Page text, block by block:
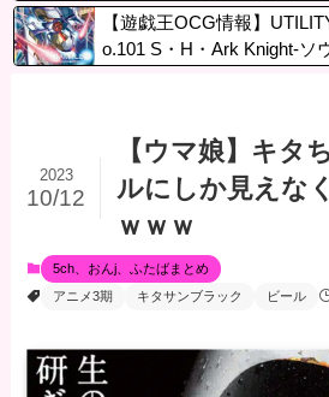
【遊戯王OCG情報】
o.101 S・H・Ark Knight-ソ
【ウマ娘】キタ
ルにしか見えな
ｗｗｗ
2023
10/12
5ch、おんj、ふたばまとめ
アニメ3期
キタサンブラック ビール